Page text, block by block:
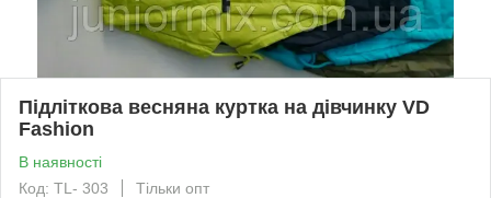
Підліткова весняна куртка на дівчинку VD
Fashion
В наявності
Код: TL- 303
Тільки опт